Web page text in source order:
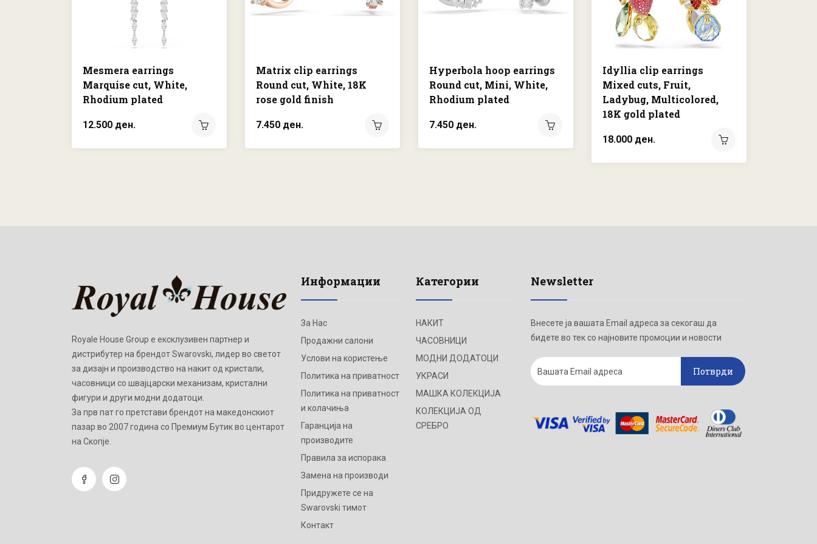
Mesmera earrings
Marquise cut, White,
Rhodium plated
12.500 ден.
Matrix clip earrings
Round cut, White, 18K
rose gold finish
7.450 ден.
Hyperbola hoop earrings
Round cut, Mini, White,
Rhodium plated
7.450 ден.
Idyllia clip earrings
Mixed cuts, Fruit,
Ladybug, Multicolored,
18K gold plated
18.000 ден.
Royale House Group е ексклузивен партнер и
дистрибутер на брендот Swarovski, лидер во светот
за дизајн и производство на накит од кристали,
часовници со швајцарски механизам, кристални
фигури и други модни додатоци.
Зa прв пат го претстави брендот на македонскиот
пазар во 2007 година со Премиум Бутик во центарот
на Скопје.
Информации
За Нас
Продажни салони
Услови на користење
Политика на приватност
Политика на приватност
и колачиња
Гаранција на
производите
Правила за испорака
Замена на производи
Придружете се на
Swarovski тимот
Контакт
Категории
НАКИТ
ЧАСОВНИЦИ
МОДНИ ДОДАТОЦИ
УКРАСИ
МАШКА КОЛЕКЦИЈА
КОЛЕКЦИЈА ОД
СРЕБРО
Newsletter
Внесете ја вашата Email адреса за секогаш да
бидете во тек со најновите промоции и новости
Потврди